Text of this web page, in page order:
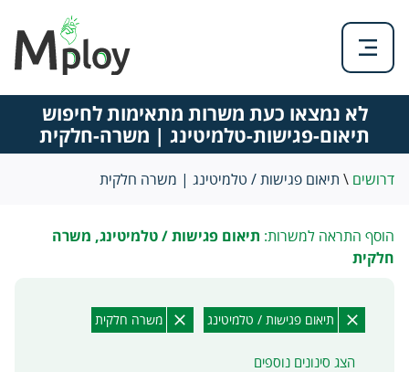
לא נמצאו כעת משרות מתאימות לחיפוש
תיאום-פגישות-טלמיטינג | משרה-חלקית
דרושים \ תיאום פגישות / טלמיטינג | משרה חלקית
הוסף התראה למשרות: תיאום פגישות / טלמיטינג, משרה
חלקית
תיאום פגישות / טלמיטינג משרה חלקית
הצג סינונים נוספים